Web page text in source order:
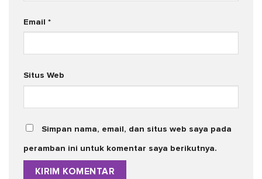
Email *
Situs Web
Simpan nama, email, dan situs web saya pada
peramban ini untuk komentar saya berikutnya.